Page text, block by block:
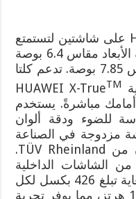
يحتوي هاتف HUAWEI Mate X3 على شاشتين لتستمتع
بها – شاشة خارجية OLED ثلاثية الأبعاد مقاس 6.4 بوصة
وشاشة OLED قابلة للطي مقاس 7.85 بوصة. تدعم كلتا
TM
أمامك مباشرةً. يستخدم
للضوء ودقة ألوان
مزدوجة في الصناعة
حاصلة على شهادة دقة الألوان من TÜV Rheinland.
الشاشات الداخلية
والخارجية كثافة بكسل عالية للغاية تبلغ 426 بكسل لكل
بوصة ومعدل تحديث متكيف 120 هرتز، مما يوفر تجربة